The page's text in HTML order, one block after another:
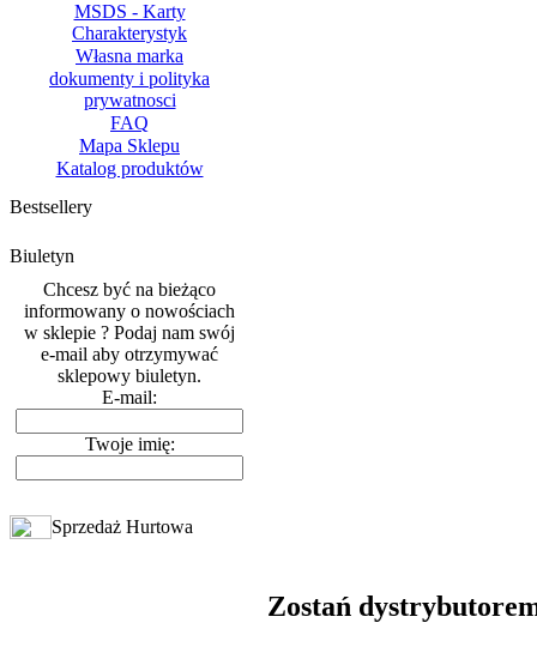
MSDS - Karty
Charakterystyk
Własna marka
dokumenty i polityka
prywatnosci
FAQ
Mapa Sklepu
Katalog produktów
Bestsellery
Biuletyn
Chcesz być na bieżąco
informowany o nowościach
w sklepie ? Podaj nam swój
e-mail aby otrzymywać
sklepowy biuletyn.
E-mail:
Twoje imię:
Sprzedaż Hurtowa
Zostań